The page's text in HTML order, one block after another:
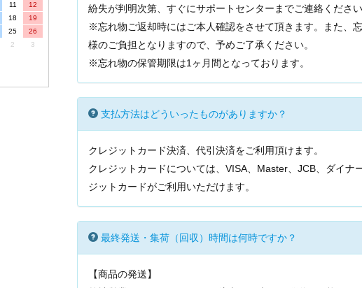
紛失が判明次第、すぐにサポートセンターまでご連絡ください
※忘れ物ご返却時にはご本人確認をさせて頂きます。また、
様のご負担となりますので、予めご了承ください。
※忘れ物の保管期限は1ヶ月間となっております。
支払方法はどういったものがありますか？
クレジットカード決済、代引決済をご利用頂けます。
クレジットカードについては、VISA、Master、JCB、ダイナ
ジットカードがご利用いただけます。
最終発送・集荷（回収）時間は何時ですか？
【商品の発送】
11
12
18
19
25
26
2 3